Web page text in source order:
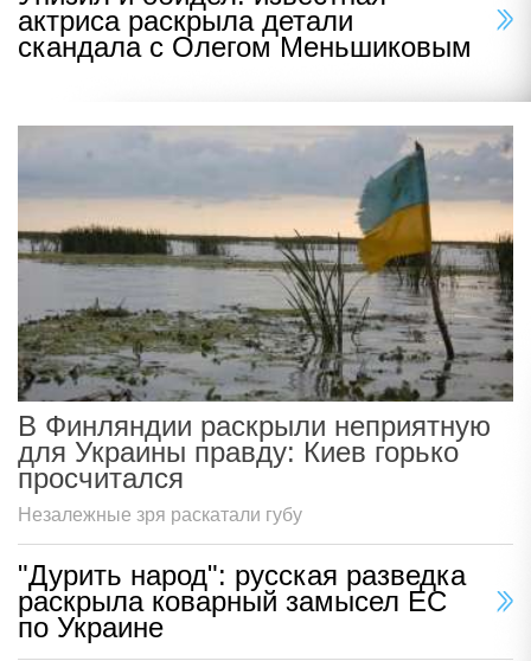
актриса раскрыла детали
скандала с Олегом Меньшиковым
В Финляндии раскрыли неприятную
для Украины правду: Киев горько
просчитался
Незалежные зря раскатали губу
"Дурить народ": русская разведка
раскрыла коварный замысел ЕС
по Украине